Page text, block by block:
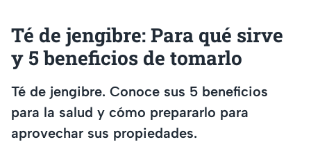
Té de jengibre: Para qué sirve
y 5 beneficios de tomarlo
Té de jengibre. Conoce sus 5 beneficios
para la salud y cómo prepararlo para
aprovechar sus propiedades.